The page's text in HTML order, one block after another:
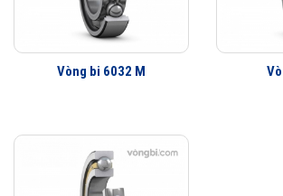
triệu khách hàng khắp nơi trên toàn thế giới kiểm
Vòng bi 6032/C3 được phân phối chính
Đại lý ủy quyền SKF chính hãng - SKF Authorized
Hotline 24/7:
Vòng bi 6032 M